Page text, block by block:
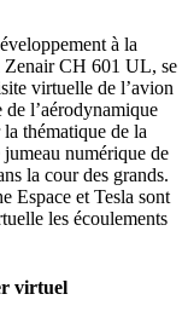
à la
Zenair CH 601 UL, se
virtuelle de l’avion
l’aérodynamique
thématique de la
numérique de
la cour des grands.
Espace et Tesla sont
les écoulements
virtuel